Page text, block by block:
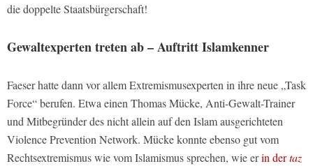
die doppelte Staatsbürgerschaft!
Gewaltexperten treten ab – Auftritt Islamkenner
Faeser hatte dann vor allem Extremismusexperten in ihre neue „Task
Force“ berufen. Etwa einen Thomas Mücke, Anti-Gewalt-Trainer
und Mitbegründer des nicht allein auf den Islam ausgerichteten
Violence Prevention Network. Mücke konnte ebenso gut vom
Rechtsextremismus wie vom Islamismus sprechen, wie erin dertaz